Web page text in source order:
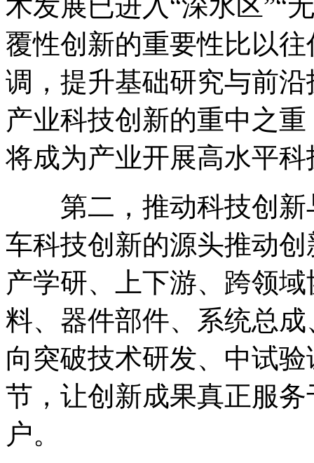
覆性创新的重要性比以
调，提升基础研究与前
产业科技创新的重中之
将成为产业开展高水平
第二，推动科技创新
车科技创新的源头推动
产学研、上下游、跨领
料、器件部件、系统总
向突破技术研发、中试
节，让创新成果真正服
户。